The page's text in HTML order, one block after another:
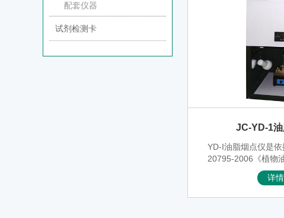
JC-YD-1
YD-I油脂烟点仪是
20795-2006《植物
条“第二法目视测定
定植物油脂烟点的
详
配套仪器
试剂检测卡